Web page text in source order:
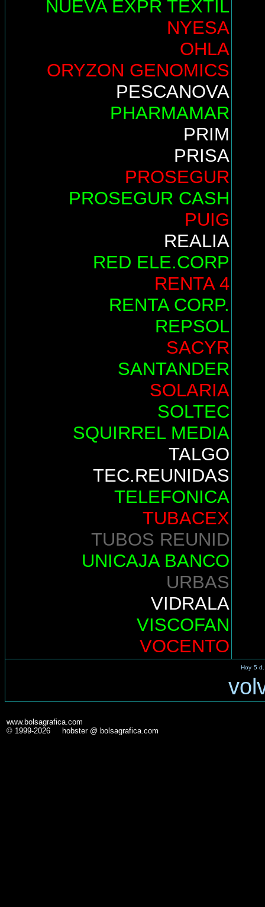
NUEVA EXPR TEXTIL
NYESA
OHLA
ORYZON GENOMICS
PESCANOVA
PHARMAMAR
PRIM
PRISA
PROSEGUR
PROSEGUR CASH
PUIG
REALIA
RED ELE.CORP
RENTA 4
RENTA CORP.
REPSOL
SACYR
SANTANDER
SOLARIA
SOLTEC
SQUIRREL MEDIA
TALGO
TEC.REUNIDAS
TELEFONICA
TUBACEX
TUBOS REUNID
UNICAJA BANCO
URBAS
VIDRALA
VISCOFAN
VOCENTO
Hoy 5 d.
www.bolsagrafica.com
© 1999-2026 hobster @ bolsagrafica.com